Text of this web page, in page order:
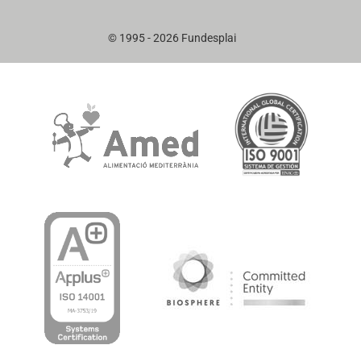
© 1995 - 2026 Fundesplai